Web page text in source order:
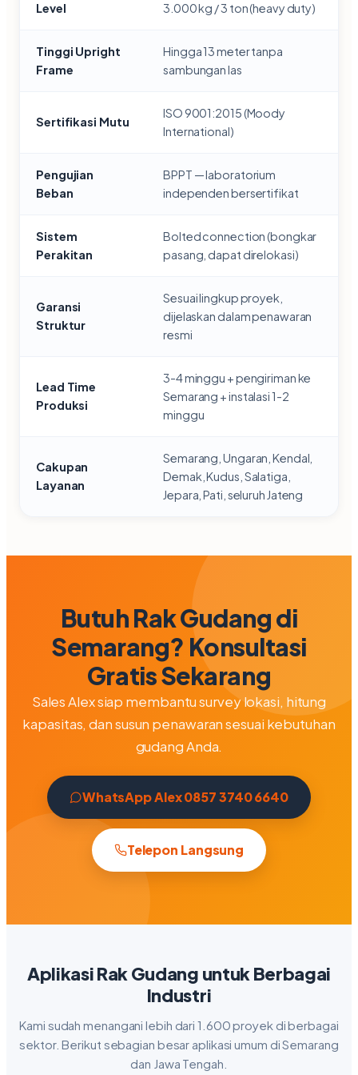
Level
3.000 kg / 3 ton (heavy duty)
Tinggi Upright
Frame
Hingga 13 meter tanpa
sambungan las
Sertifikasi Mutu
ISO 9001:2015 (Moody
International)
Pengujian
Beban
BPPT — laboratorium
independen bersertifikat
Sistem
Perakitan
Bolted connection (bongkar
pasang, dapat direlokasi)
Garansi
Struktur
Sesuai lingkup proyek,
dijelaskan dalam penawaran
resmi
Lead Time
Produksi
3-4 minggu + pengiriman ke
Semarang + instalasi 1-2
minggu
Cakupan
Layanan
Semarang, Ungaran, Kendal,
Demak, Kudus, Salatiga,
Jepara, Pati, seluruh Jateng
Butuh Rak Gudang di
Semarang? Konsultasi
Gratis Sekarang
Sales Alex siap membantu survey lokasi, hitung
kapasitas, dan susun penawaran sesuai kebutuhan
gudang Anda.
WhatsApp Alex 0857 3740 6640
Telepon Langsung
Aplikasi Rak Gudang untuk Berbagai
Industri
Kami sudah menangani lebih dari 1.600 proyek di berbagai
sektor. Berikut sebagian besar aplikasi umum di Semarang
dan Jawa Tengah.